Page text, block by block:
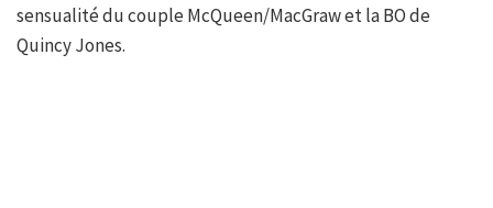
sensualité du couple McQueen/MacGraw et la BO de
Quincy Jones.